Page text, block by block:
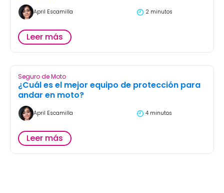
April Escamilla 2 minutos
Leer más
Seguro de Moto
¿Cuál es el mejor equipo de protección para
andar en moto?
April Escamilla 4 minutos
Leer más